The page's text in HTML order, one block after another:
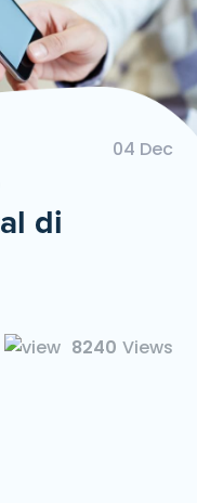
04 Dec
di
8240 Views